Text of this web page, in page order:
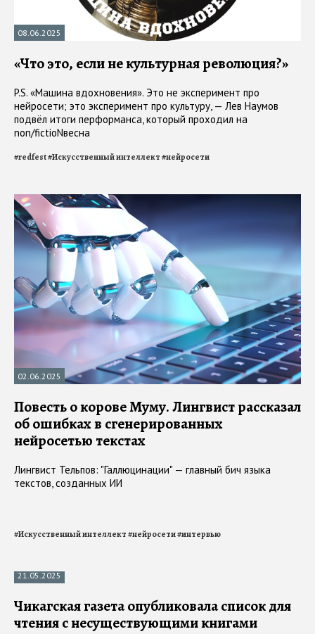
08.06.2025
«Что это, если не культурная революция?»
P.S. «Машина вдохновения». Это не эксперимент про
нейросети; это эксперимент про культуру, — Лев Наумов
подвёл итоги перформанса, который проходил на
non/fictioNвесна
#redfest#Искусственный интеллект#нейросети
02.06.2025
Повесть о корове Муму. Лингвист рассказал
об ошибках в сгенерированных
нейросетью текстах
Лингвист Тельпов: "Галлюцинации" — главный бич языка
текстов, созданных ИИ
#Искусственный интеллект#нейросети#интервью